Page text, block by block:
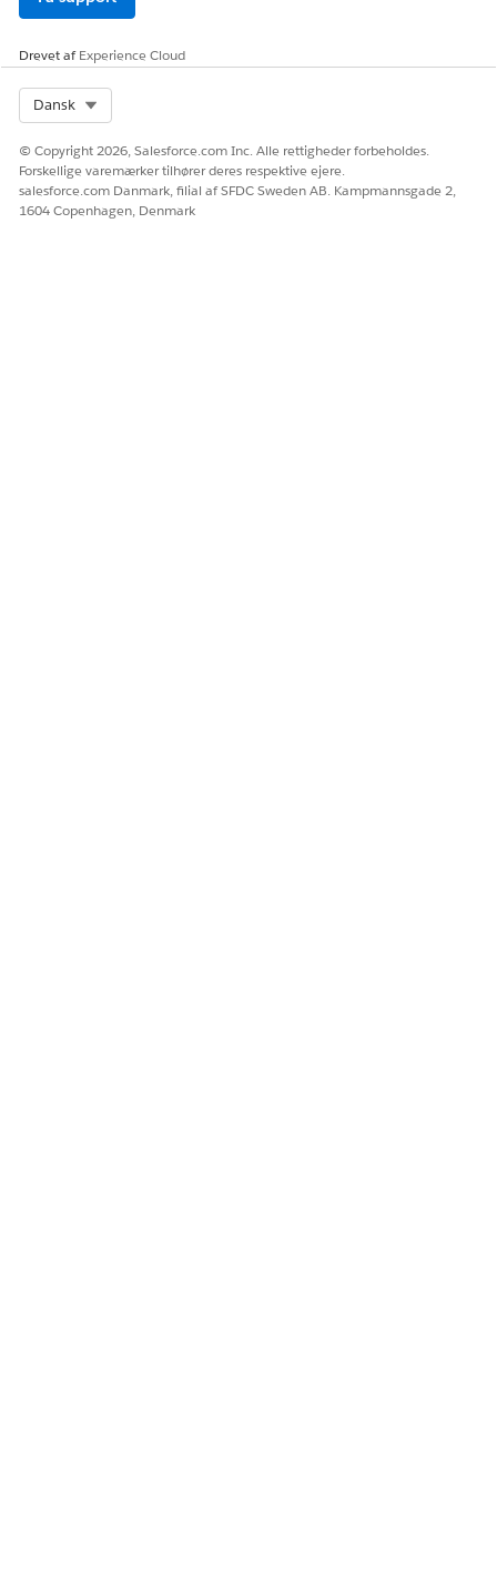
Drevet afExperience Cloud
Dansk
© Copyright 2026, Salesforce.com Inc. Alle rettigheder forbeholdes.
Forskellige varemærker tilhører deres respektive ejere.
salesforce.com Danmark, filial af SFDC Sweden AB. Kampmannsgade 2,
1604 Copenhagen, Denmark